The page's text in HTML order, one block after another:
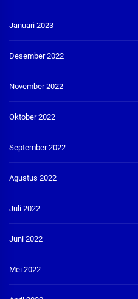
Januari 2023
Desember 2022
November 2022
Oktober 2022
September 2022
Agustus 2022
Juli 2022
Juni 2022
Mei 2022